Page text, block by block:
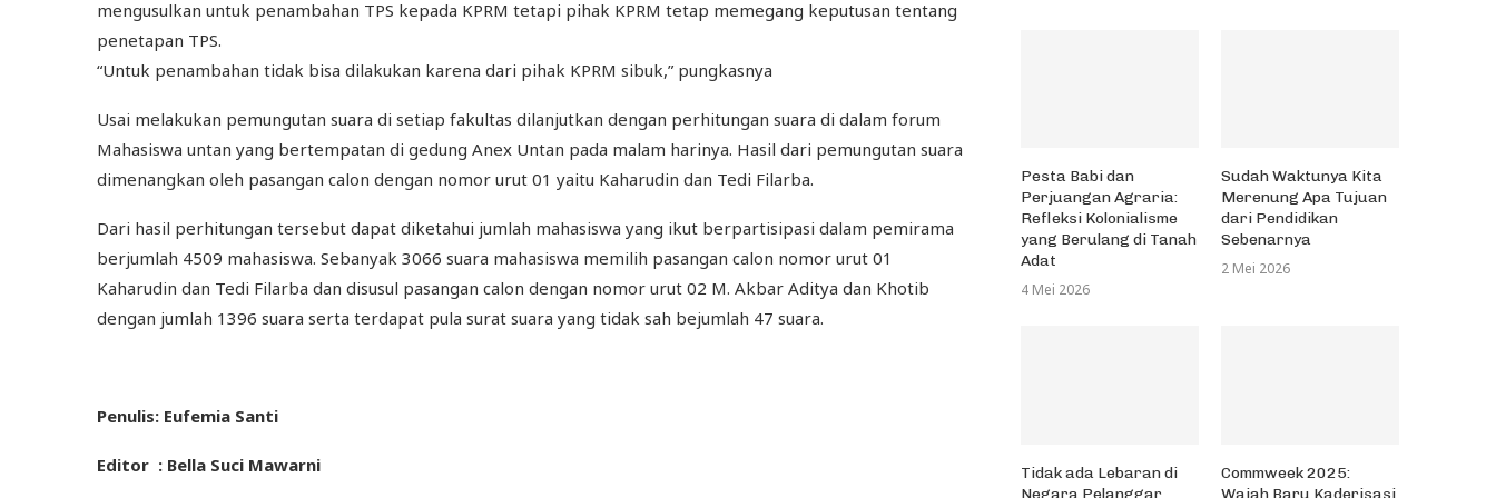
mengusulkan untuk penambahan TPS kepada KPRM tetapi pihak KPRM tetap memegang keputusan tentang
penetapan TPS.
“Untuk penambahan tidak bisa dilakukan karena dari pihak KPRM sibuk,” pungkasnya
Usai melakukan pemungutan suara di setiap fakultas dilanjutkan dengan perhitungan suara di dalam forum
Mahasiswa untan yang bertempatan di gedung Anex Untan pada malam harinya. Hasil dari pemungutan suara
dimenangkan oleh pasangan calon dengan nomor urut 01 yaitu Kaharudin dan Tedi Filarba.
Dari hasil perhitungan tersebut dapat diketahui jumlah mahasiswa yang ikut berpartisipasi dalam pemirama
berjumlah 4509 mahasiswa. Sebanyak 3066 suara mahasiswa memilih pasangan calon nomor urut 01
Kaharudin dan Tedi Filarba dan disusul pasangan calon dengan nomor urut 02 M. Akbar Aditya dan Khotib
dengan jumlah 1396 suara serta terdapat pula surat suara yang tidak sah bejumlah 47 suara.
Penulis: Eufemia Santi
Editor : Bella Suci Mawarni
Pesta Babi dan
Perjuangan Agraria:
Refleksi Kolonialisme
yang Berulang di Tanah
Adat
4 Mei 2026
Sudah Waktunya Kita
Merenung Apa Tujuan
dari Pendidikan
Sebenarnya
2 Mei 2026
Tidak ada Lebaran di
Negara Pelanggar
Commweek 2025:
Wajah Baru Kaderisasi